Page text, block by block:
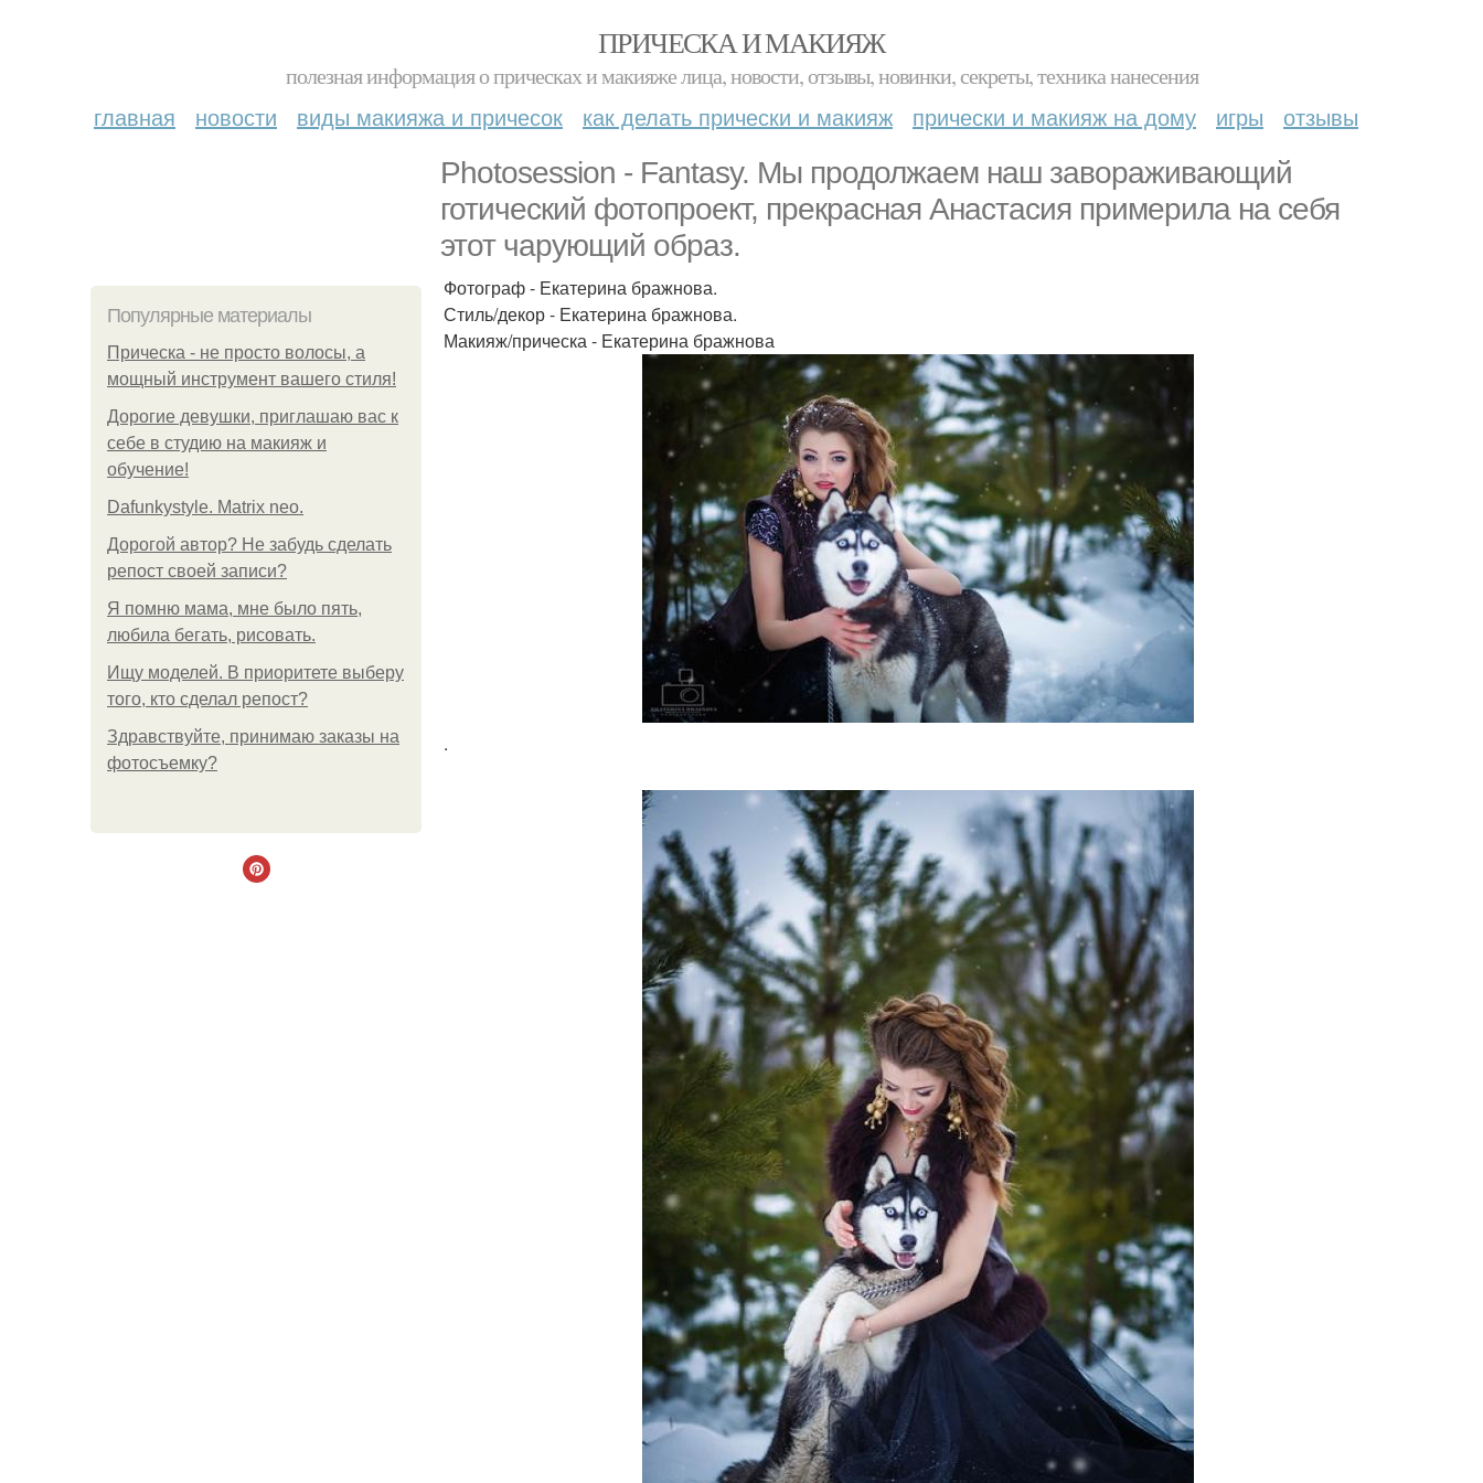
ПРИЧЕСКА И МАКИЯЖ
полезная информация о прическах и макияже лица, новости, отзывы, новинки, секреты, техника нанесения
главная новости виды макияжа и причесок как делать прически и макияж прически и макияж на дому игры отзывы
Photosession - Fantasy. Мы продолжаем наш завораживающий
готический фотопроект, прекрасная Анастасия примерила на себя
этот чарующий образ.
Популярные материалы
Прическа - не просто волосы, а
мощный инструмент вашего стиля!
Дорогие девушки, приглашаю вас к
себе в студию на макияж и
обучение!
Dafunkystyle. Matrix neo.
Дорогой автор? Не забудь сделать
репост своей записи?
Я помню мама, мне было пять,
любила бегать, рисовать.
Ищу моделей. В приоритете выберу
того, кто сделал репост?
Здравствуйте, принимаю заказы на
фотосъемку?
Фотограф - Екатерина бражнова.
Стиль/декор - Екатерина бражнова.
Макияж/прическа - Екатерина бражнова
.